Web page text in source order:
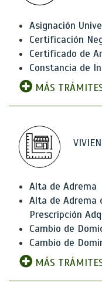
Asignación
Certificación
Certificado de
Constancia de
MÁS
Alta de Adrema
Alta de Adrema
Prescripción
Cambio de
Cambio de
MÁS